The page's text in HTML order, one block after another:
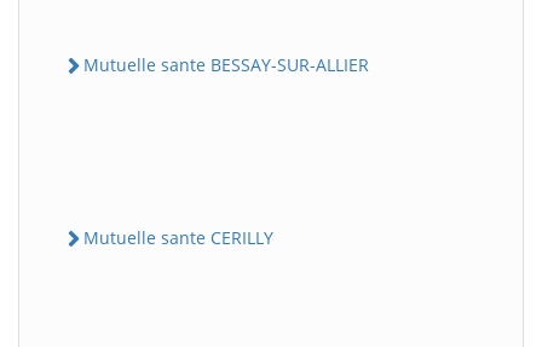
Mutuelle sante BESSAY-SUR-ALLIER
Mutuelle sante CERILLY